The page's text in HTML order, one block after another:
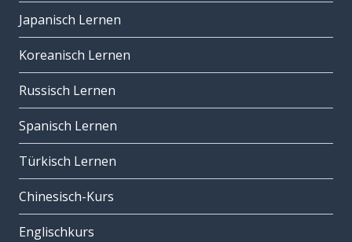
Japanisch Lernen
Koreanisch Lernen
Russisch Lernen
Spanisch Lernen
Türkisch Lernen
Chinesisch-Kurs
Englischkurs